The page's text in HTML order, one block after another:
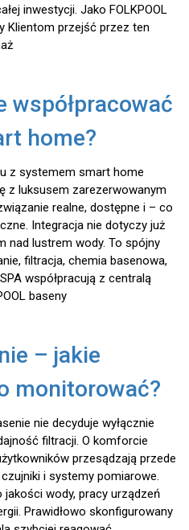
inwestycji. Jako FOLKPOOL
Klientom przejść przez ten
współpracować
home?
z systemem smart home
z luksusem zarezerwowanym
realne, dostępne i – co
Integracja nie dotyczy już
nad lustrem wody. To spójny
filtracja, chemia basenowa,
współpracują z centralą
baseny
– jakie
monitorować?
nie decyduje wyłącznie
filtracji. O komforcie
przesądzają przede
i systemy pomiarowe.
wody, pracy urządzeń
Prawidłowo skonfigurowany